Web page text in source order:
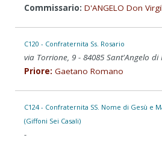
Commissario: D'ANGELO Don
C120 - Confraternita Ss. Rosario
via Torrione, 9 - 84085 Sant'Angelo di
Priore: Gaetano Romano
C124 - Confraternita SS. Nome di Gesù e
(Giffoni Sei Casali)
-